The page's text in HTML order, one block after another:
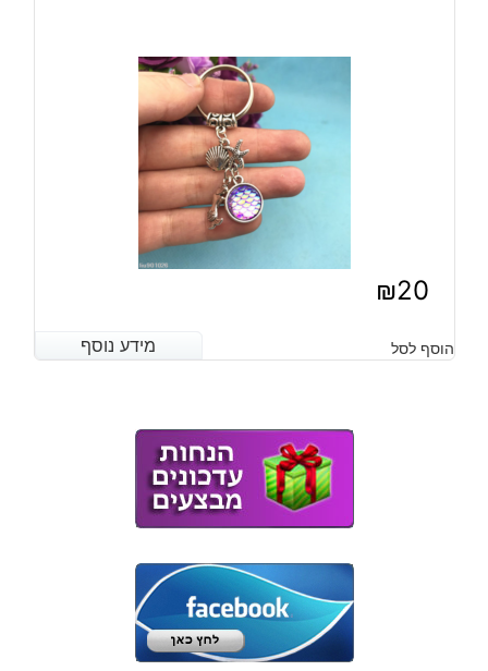
₪20
מידע נוסף הוסף לסל מידע נוסף